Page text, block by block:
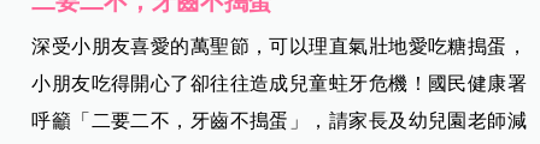
深受小朋友喜愛的萬聖節，可以理直氣壯地愛吃糖搗蛋，
小朋友吃得開心了卻往往造成兒童蛀牙危機！國民健康署
呼籲「二要二不，牙齒不搗蛋」，請家長及幼兒園老師減